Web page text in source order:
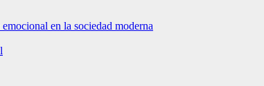
en la sociedad moderna